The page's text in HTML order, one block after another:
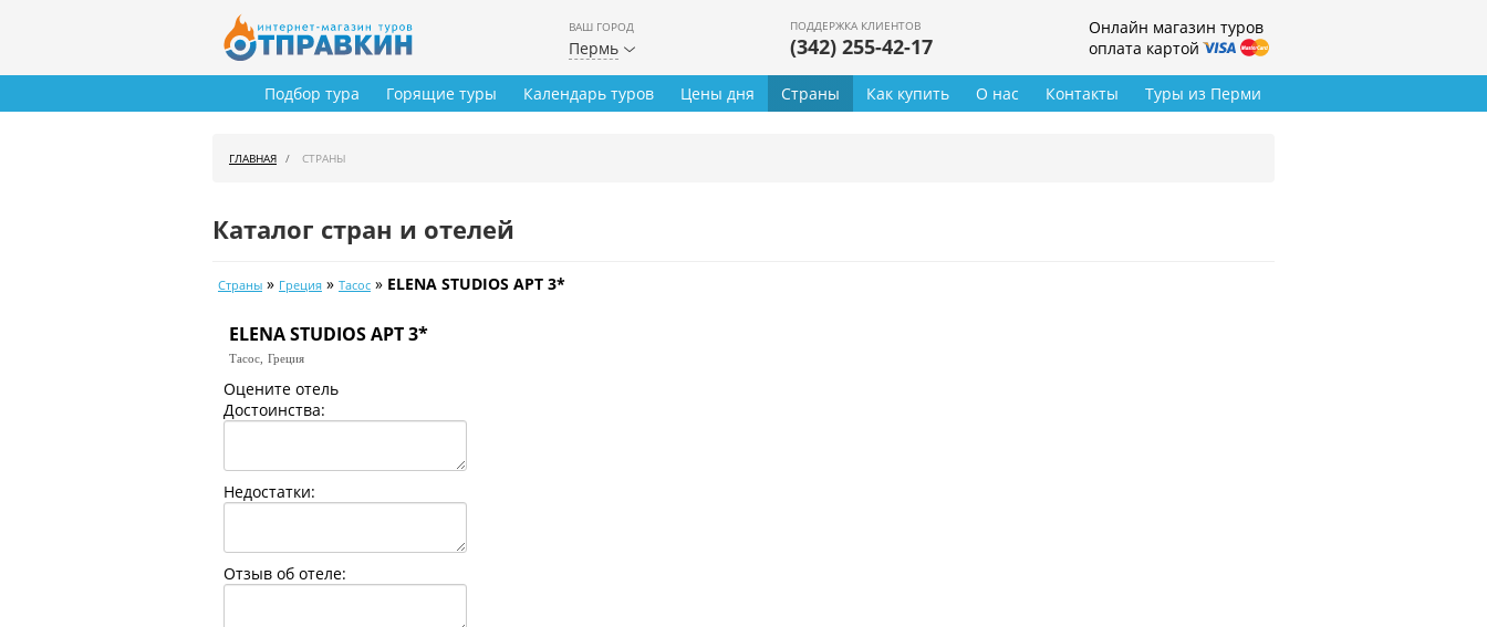
ВАШ ГОРОД
Пермь
ПОДДЕРЖКА КЛИЕНТОВ
(342) 255-42-17
Онлайн магазин туров
оплата картой
Туры из Перми
Подбор тура Горящие туры Календарь туров Цены дня Страны Как купить О нас Контакты
ГЛАВНАЯ СТРАНЫ
Каталог стран и отелей
Страны » Греция » Тасос » ELENA STUDIOS APT 3*
ELENA STUDIOS APT 3*
Тасос, Греция
Оцените отель
Достоинства:
Недостатки:
Отзыв об отеле: